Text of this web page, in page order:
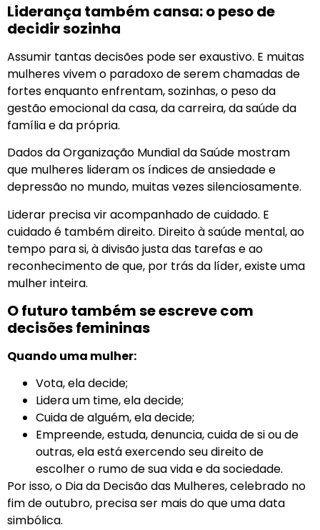
Liderança também cansa: o peso de
decidir sozinha
Assumir tantas decisões pode ser exaustivo. E muitas
mulheres vivem o paradoxo de serem chamadas de
fortes enquanto enfrentam, sozinhas, o peso da
gestão emocional da casa, da carreira, da saúde da
família e da própria.
Dados da Organização Mundial da Saúde mostram
que mulheres lideram os índices de ansiedade e
depressão no mundo, muitas vezes silenciosamente.
Liderar precisa vir acompanhado de cuidado. E
cuidado é também direito. Direito à saúde mental, ao
tempo para si, à divisão justa das tarefas e ao
reconhecimento de que, por trás da líder, existe uma
mulher inteira.
O futuro também se escreve com
decisões femininas
Quando uma mulher:
Vota, ela decide;
Lidera um time, ela decide;
Cuida de alguém, ela decide;
Empreende, estuda, denuncia, cuida de si ou de
outras, ela está exercendo seu direito de
escolher o rumo de sua vida e da sociedade.
Por isso, o Dia da Decisão das Mulheres, celebrado no
fim de outubro, precisa ser mais do que uma data
simbólica.